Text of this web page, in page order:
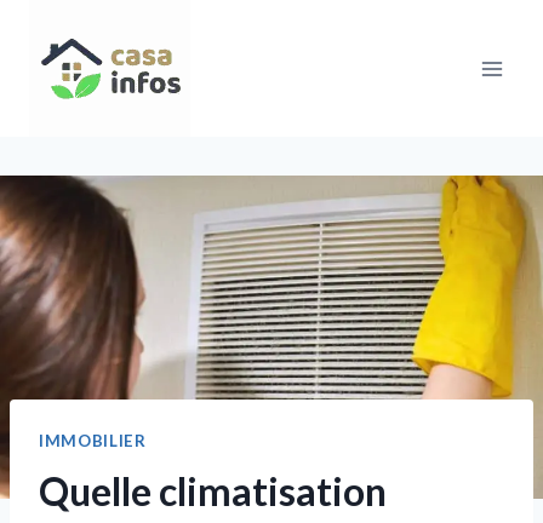
contenu
IMMOBILIER
Quelle climatisation